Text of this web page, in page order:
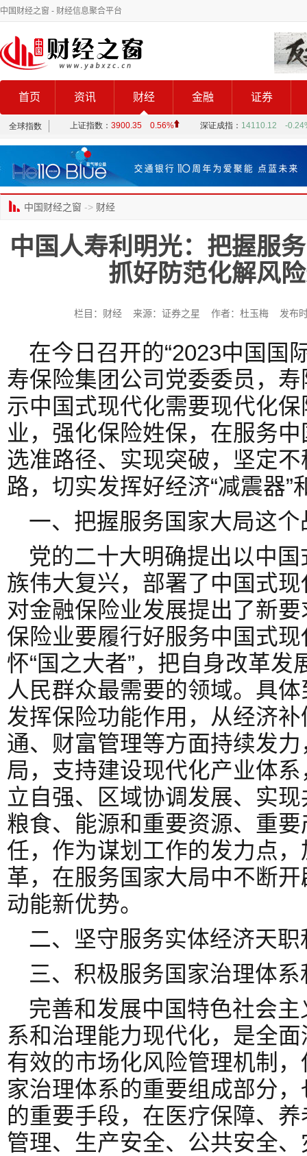
中国财经之窗 - 财经信息聚合平台
首页 资讯 财经 金融 证券
中国财经之窗 -> 财经
中国人寿利明光：把握服
抓好防范化解风
栏目：财经 来源：证券之星 作者：杜玉梅 发布
在今日召开的“2023中国国
寿保险集团公司党委委员，
示中国式现代化需要现代化
业，强化保险姓保，在服务
选准路径、实现突破，坚定
路，切实发挥好经济“减震器”
一、把握服务国家大局这个
党的二十大明确提出以中
族伟大复兴，部署了中国式
对金融保险业发展提出了新
保险业要履行好服务中国式
怀“国之大者”，把自身改革
人民群众最需要的领域。具
发挥保险功能作用，从经济
通、财富管理等方面持续发
局，支持建设现代化产业体
立自强、区域协调发展、实
粮食、能源和重要资源、重
任，作为谋划工作的发力点
革，在服务国家大局中不断
动能新优势。
二、坚守服务实体经济天职
三、积极服务国家治理体
完善和发展中国特色社会
系和治理能力现代化，是全
有效的市场化风险管理机制
家治理体系的重要组成部分
的重要手段，在医疗保障、
管理、生产安全、公共安全